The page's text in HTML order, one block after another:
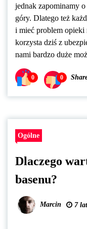
jednak zapominamy
góry. Dlatego też
i mieć problem opieki
korzysta dziś z
nami bardzo duże
0 0
Ogólne
Dlaczego
basenu?
Marcin 7